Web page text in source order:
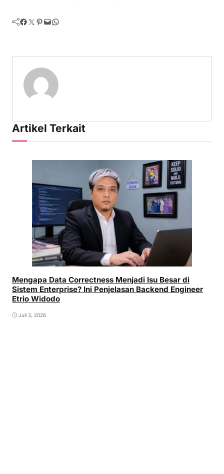
Facebook Twitter Pinterest Mail WhatsApp
Artikel Terkait
Mengapa Data Correctness Menjadi Isu Besar di
Sistem Enterprise? Ini Penjelasan Backend Engineer
Etrio Widodo
Juli 3, 2026